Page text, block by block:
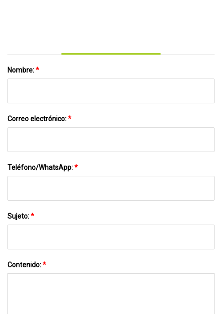
Nombre:*
Correo electrónico:*
Teléfono/WhatsApp:*
Sujeto:*
Contenido:*